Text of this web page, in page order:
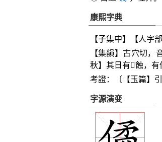
康熙字典
【子集中】【人字
【集韻】古穴切，
秋】其日有𨷖蝕，有
考證：〔【玉篇】
字源演变